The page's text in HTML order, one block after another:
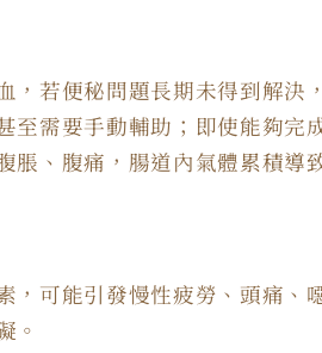
，若便秘問題長期未得到解決
至需要手動輔助；即使能夠完
、腹痛，腸道內氣體累積導
，可能引發慢性疲勞、頭痛、
。